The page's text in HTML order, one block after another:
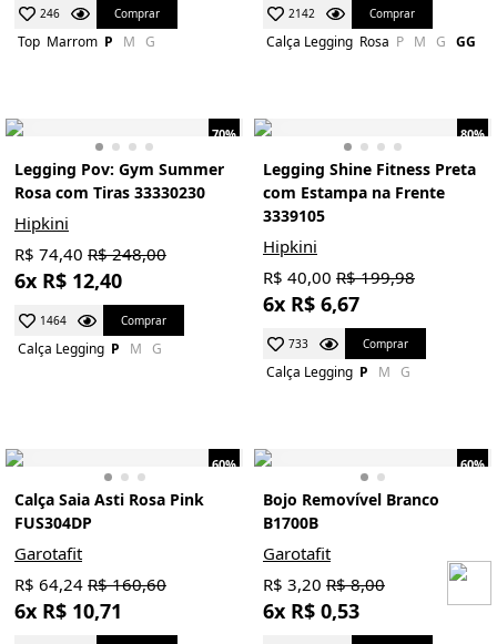
246 Comprar
Top Marrom P M G
2142 Comprar
Calça Legging Rosa P M G GG
70%
Legging Pov: Gym Summer
Rosa com Tiras 33330230
Hipkini
R$ 74,40 R$ 248,00
6x R$ 12,40
1464 Comprar
Calça Legging P M G
80%
Legging Shine Fitness Preta
com Estampa na Frente
3339105
Hipkini
R$ 40,00 R$ 199,98
6x R$ 6,67
733 Comprar
Calça Legging P M G
60%
Calça Saia Asti Rosa Pink
FUS304DP
Garotafit
R$ 64,24 R$ 160,60
6x R$ 10,71
60%
Bojo Removível Branco
B1700B
Garotafit
R$ 3,20 R$ 8,00
6x R$ 0,53